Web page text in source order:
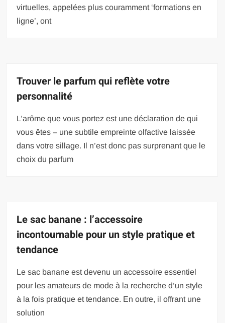
virtuelles, appelées plus couramment ‘formations en
ligne’, ont
Trouver le parfum qui reflète votre
personnalité
L’arôme que vous portez est une déclaration de qui
vous êtes – une subtile empreinte olfactive laissée
dans votre sillage. Il n’est donc pas surprenant que le
choix du parfum
Le sac banane : l’accessoire
incontournable pour un style pratique et
tendance
Le sac banane est devenu un accessoire essentiel
pour les amateurs de mode à la recherche d’un style
à la fois pratique et tendance. En outre, il offrant une
solution